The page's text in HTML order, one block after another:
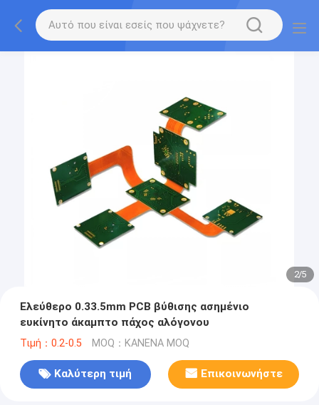
2/5
Ελεύθερο 0.33.5mm PCB βύθισης ασημένιο
ευκίνητο άκαμπτο πάχος αλόγονου
Τιμή：0.2-0.5 MOQ：ΚΑΝΕΝΑ MOQ
Καλύτερη τιμή Επικοινωνήστε